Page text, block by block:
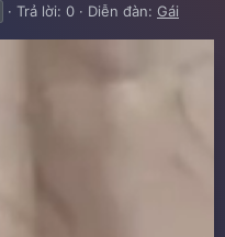
Trả lời: 0 Diễn đàn: Gái